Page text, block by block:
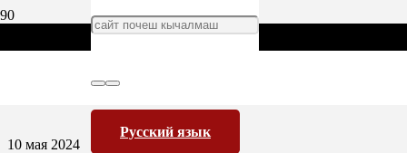
Русский язык
10 мая 2024